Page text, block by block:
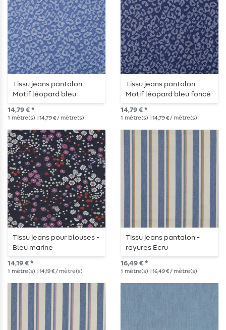
Tissu jeans pantalon -
Motif léopard bleu
moyen extra large
14,79 € *
1 mètre(s) | 14,79 € / mètre(s)
Tissu jeans pantalon -
Motif léopard bleu foncé
extra large
14,79 € *
1 mètre(s) | 14,79 € / mètre(s)
Tissu jeans pour blouses -
Bleu marine
14,19 € *
1 mètre(s) | 14,19 € / mètre(s)
Tissu jeans pantalon -
rayures Ecru
16,49 € *
1 mètre(s) | 16,49 € / mètre(s)